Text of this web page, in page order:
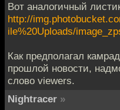
Вот аналогичный
http://
ile%20Uploads/
Как предполагал
прошлой новости,
слово viewers.
Nightracer »